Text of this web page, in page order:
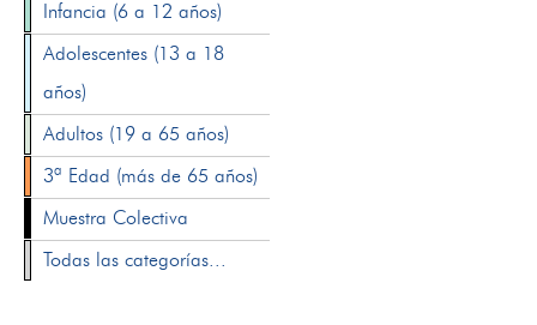
Infancia (6 a 12 años)
Adolescentes (13 a 18
años)
Adultos (19 a 65 años)
3ª Edad (más de 65 años)
Muestra Colectiva
Todas las categorías...